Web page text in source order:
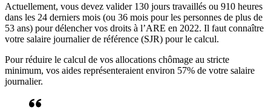
Actuellement, vous devez valider 130 jours travaillés ou 910 heures
dans les 24 derniers mois (ou 36 mois pour les personnes de plus de
53 ans) pour délencher vos droits à l’ARE en 2022. Il faut connaître
votre salaire journalier de référence (SJR) pour le calcul.
Pour réduire le calcul de vos allocations chômage au stricte
minimum, vos aides représenteraient environ 57% de votre salaire
journalier.